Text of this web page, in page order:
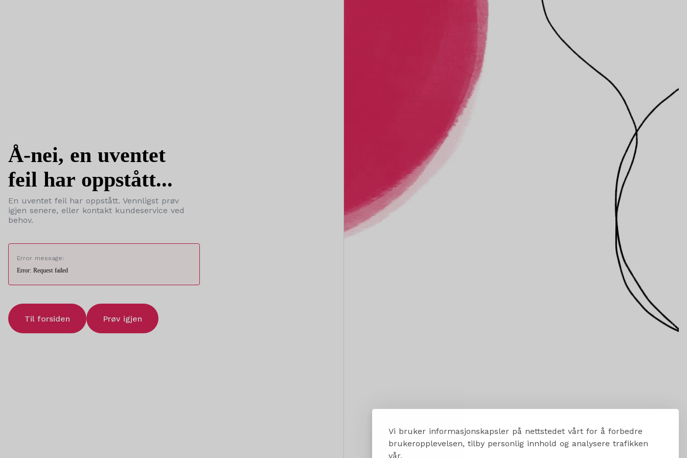
Vi bruker informasjonskapsler på nettstedet vårt for å forbedre
brukeropplevelsen, tilby personlig innhold og analysere trafikken
vår.
Å-nei, en uventet
feil har oppstått...
En uventet feil har oppstått. Vennligst prøv
igjen senere, eller kontakt kundeservice ved
behov.
Error message:
Error: Request failed
Til forsiden Prøv igjen